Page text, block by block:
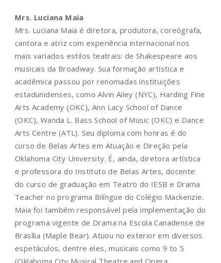
Mrs. Luciana Maia
Mrs. Luciana Maia é diretora, produtora, coreógrafa,
cantora e atriz com experiência internacional nos
mais variados estilos teatrais: de Shakespeare aos
musicais da Broadway. Sua formação artística e
acadêmica passou por renomadas instituições
estadunidenses, como Alvin Ailey (NYC), Harding Fine
Arts Academy (OKC), Ann Lacy School of Dance
(OKC), Wanda L. Bass School of Music (OKC) e Dance
Arts Centre (ATL). Seu diploma com honras é do
curso de Belas Artes em Atuação e Direção pela
Oklahoma City University. É, ainda, diretora artística
e professora do Instituto de Belas Artes, docente
do curso de graduação em Teatro do IESB e Drama
Teacher no programa Bilíngue do Colégio Mackenzie.
Maia foi também responsável pela implementação do
programa vigente de Drama na Escola Canadense de
Brasília (Maple Bear). Atuou no exterior em diversos
espetáculos, dentre eles, musicais como 9 to 5
(Oklahoma City Musical Theatre and Opera